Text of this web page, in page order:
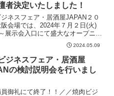
者決定いたしました！
ネスフェア・居酒屋JAPAN２０
阪会場では、2024年７月２日(火)
展示会入口にて盛大なオープニン
モニーを実施！ご登壇者情報はこ
外食ソリューションEXPO事務局
5843-6972
2024.05.09
ジネスフェア・居酒屋
の検討説明会を行いまし
御礼にて終了！！／／焼肉ビジ